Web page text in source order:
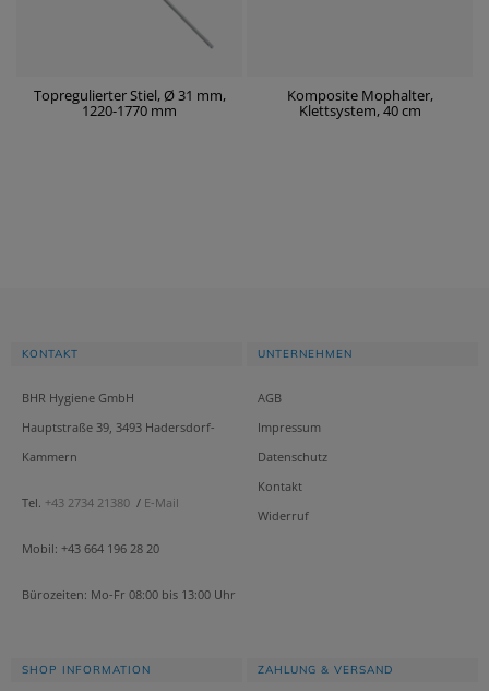
Topregulierter Stiel, Ø 31 mm,
1220-1770 mm
Komposite Mophalter,
Klettsystem, 40 cm
KONTAKT
BHR Hygiene GmbH
Hauptstraße 39, 3493 Hadersdorf-
Kammern
Tel. +43 2734 21380 / E-Mail
Mobil: +43 664 196 28 20
Bürozeiten: Mo-Fr 08:00 bis 13:00 Uhr
UNTERNEHMEN
AGB
Impressum
Datenschutz
Kontakt
Widerruf
SHOP INFORMATION ZAHLUNG & VERSAND